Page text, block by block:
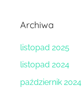
Archiwa
listopad 2025
listopad 2024
październik 2024